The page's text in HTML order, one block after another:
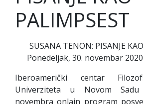
PALIMPSEST
SUSANA TENON: PISANJE
Ponedeljak, 30. novembar
Iberoamerički centar
Univerziteta u Novom
novembra onlajn program